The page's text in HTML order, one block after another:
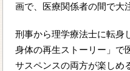
画で、医療関係者の間で大
刑事から理学療法士に転身
身体の再生ストーリー」で
サスペンスの両方が楽しめ